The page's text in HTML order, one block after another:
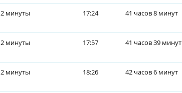
2 минуты 17:24 41 часов 8 минут
2 минуты 17:57 41 часов 39 минут
2 минуты 18:26 42 часов 6 минут